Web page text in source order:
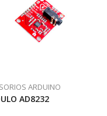
ARDUINO
AD8232